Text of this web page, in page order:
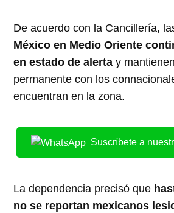
De acuerdo con la Cancillería,
México en Medio Oriente
en estado de alerta y
permanente con los
encuentran en la zona.
Suscríbete a
La dependencia precisó que
no se reportan mexicanos